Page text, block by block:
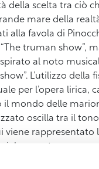
della scelta tra ciò
mare della
alla favola di
truman show”,
al noto
L’utilizzo della
per l’opera lirica,
il mondo delle
oscilla tra il
viene rappresentato
e